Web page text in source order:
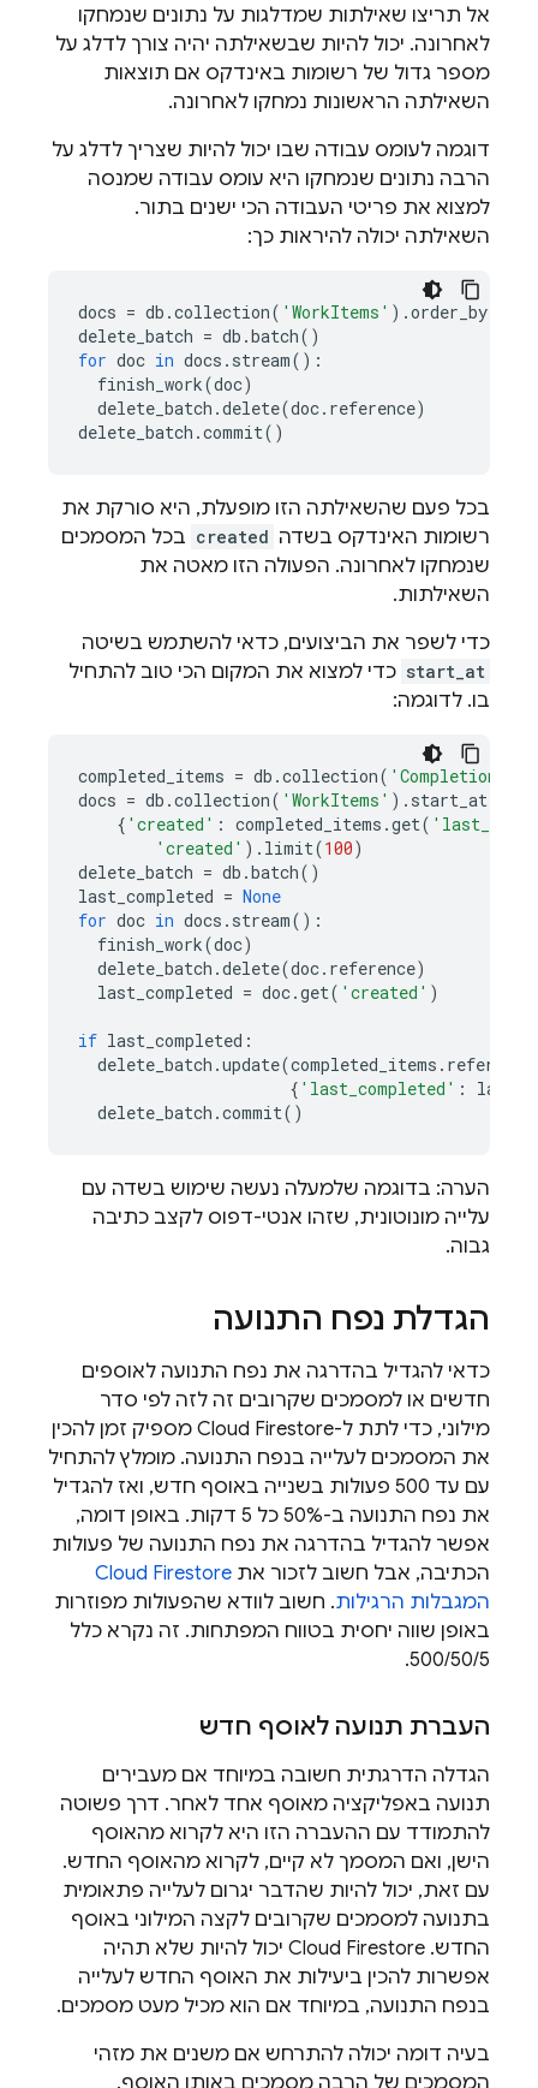
אל תריצו שאילתות שמדלגות על נתונים שנמחקו
לאחרונה. יכול להיות שבשאילתה יהיה צורך לדלג על
מספר גדול של רשומות באינדקס אם תוצאות
השאילתה הראשונות נמחקו לאחרונה.
דוגמה לעומס עבודה שבו יכול להיות שצריך לדלג על
הרבה נתונים שנמחקו היא עומס עבודה שמנסה
למצוא את פריטי העבודה הכי ישנים בתור.
השאילתה יכולה להיראות כך:
docs = db .collection( 'WorkItems' ) .order_by
delete_batch = db .batch()
for doc in docs . stream():
finish_work(doc)
delete_batch .delete(doc. reference)
delete_batch .commit()
בכל פעם שהשאילתה הזו מופעלת, היא סורקת את
רשומות האינדקס בשדה created בכל המסמכים
שנמחקו לאחרונה. הפעולה הזו מאטה את
השאילתות.
כדי לשפר את הביצועים, כדאי להשתמש בשיטה
start_at כדי למצוא את המקום הכי טוב להתחיל
בו. לדוגמה:
completed_items = db .collection(
docs = db .collection( 'WorkItems' ) . start_at
{ 'created' : completed_items .get(
'created' ) . limit(100)
delete_batch = db .batch()
last_completed = None
for doc in docs . stream():
finish_work(doc)
delete_batch .delete(doc. reference)
last_completed = doc.get( 'created' )
if last_completed :
delete_batch .update(completed_items . reference
{ 'last_completed' :
delete_batch .commit()
הערה: בדוגמה שלמעלה נעשה שימוש בשדה עם
עלייה מונוטונית, שזהו אנטי-דפוס לקצב כתיבה
גבוה.
הגדלת נפח התנועה
כדאי להגדיל בהדרגה את נפח התנועה לאוספים
חדשים או למסמכים שקרובים זה לזה לפי סדר
מילוני, כדי לתת ל-Cloud Firestore מספיק זמן להכין
את המסמכים לעלייה בנפח התנועה. מומלץ להתחיל
עם עד 500 פעולות בשנייה באוסף חדש, ואז להגדיל
את נפח התנועה ב-50% כל 5 דקות. באופן דומה,
אפשר להגדיל בהדרגה את נפח התנועה של פעולות
הכתיבה, אבל חשוב לזכור את Cloud Firestore
המגבלות הרגילות. חשוב לוודא שהפעולות מפוזרות
באופן שווה יחסית בטווח המפתחות. זה נקרא כלל
500/50/5.
העברת תנועה לאוסף חדש
הגדלה הדרגתית חשובה במיוחד אם מעבירים
תנועה באפליקציה מאוסף אחד לאחר. דרך פשוטה
להתמודד עם ההעברה הזו היא לקרוא מהאוסף
הישן, ואם המסמך לא קיים, לקרוא מהאוסף החדש.
עם זאת, יכול להיות שהדבר יגרום לעלייה פתאומית
בתנועה למסמכים שקרובים לקצה המילוני באוסף
החדש. Cloud Firestore יכול להיות שלא תהיה
אפשרות להכין ביעילות את האוסף החדש לעלייה
בנפח התנועה, במיוחד אם הוא מכיל מעט מסמכים.
בעיה דומה יכולה להתרחש אם משנים את מזהי
המסמכים של הרבה מסמכים באותו האוסף.